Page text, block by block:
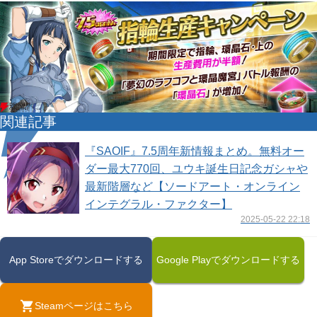
関連記事
『SAOIF』7.5周年新情報まとめ。無料オー
ダー最大770回、ユウキ誕生日記念ガシャや
最新階層など【ソードアート・オンライン
インテグラル・ファクター】
2025-05-22 22:18
App Storeでダウンロードする Google Playでダウンロードする
Steamページはこちら